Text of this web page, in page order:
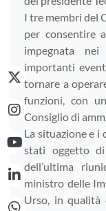
I tre membri del
per consentire
impegnata
importanti
tornare a
funzioni, con
Consiglio di
La situazione e
stati oggetto di
dell’ultima
ministro delle
Urso, in qualità